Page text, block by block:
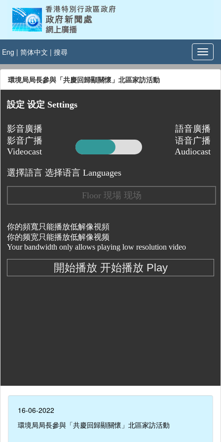
Eng | 简体中文 | 搜尋
環境局局長參與「共慶回歸顯關懷」北區家訪活動
16-06-2022
環境局局長參與「共慶回歸顯關懷」北區家訪活動